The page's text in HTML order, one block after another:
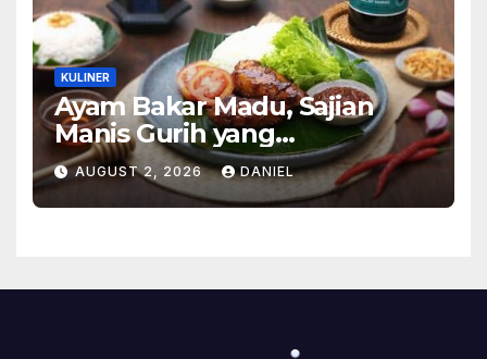
KULINER
Ayam Bakar Madu, Sajian
Manis Gurih yang
Menghangatkan Suasana
Makan
AUGUST 2, 2026 DANIEL